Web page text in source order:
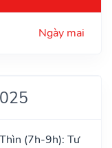
Ngày mai
(7h-9h): Tư